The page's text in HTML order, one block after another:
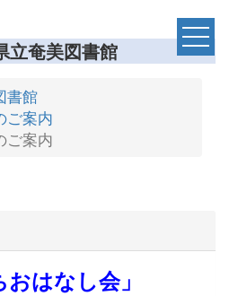
立奄美図書館
書館
ご案内
ご案内
おはなし会」